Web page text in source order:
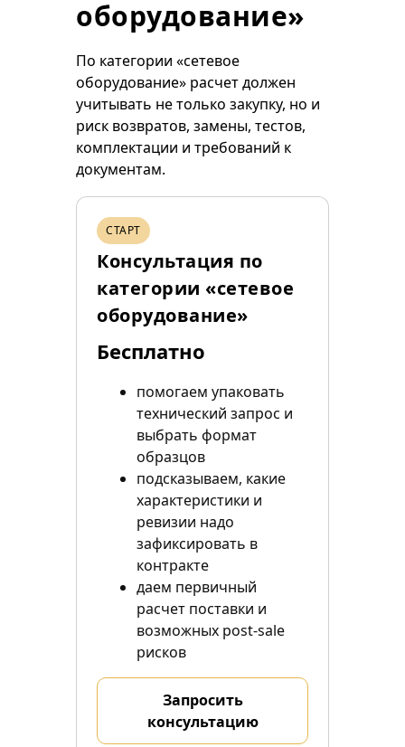
оборудование»
По категории «сетевое
оборудование» расчет должен
учитывать не только закупку, но и
риск возвратов, замены, тестов,
комплектации и требований к
документам.
СТАРТ
Консультация по
категории «сетевое
оборудование»
Бесплатно
помогаем упаковать
технический запрос и
выбрать формат
образцов
подсказываем, какие
характеристики и
ревизии надо
зафиксировать в
контракте
даем первичный
расчет поставки и
возможных post-sale
рисков
Запросить
консультацию